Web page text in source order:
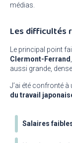
médias.
Les difficultés
Le principal point
Clermont-Ferrand
aussi grande,
J’ai été confronté
du travail
Salaires